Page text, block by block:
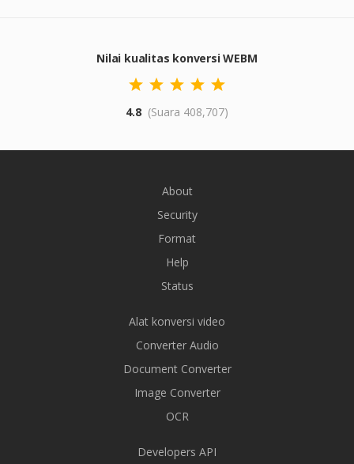
Nilai kualitas konversi WEBM
4.8 (Suara 408,707)
About
Security
Format
Help
Status
Alat konversi video
Converter Audio
Document Converter
Image Converter
OCR
Developers API